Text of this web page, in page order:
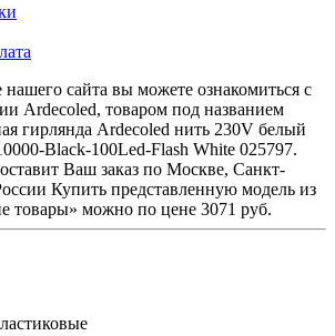
сайта вы можете ознакомиться с
Ardecoled, товаром под названием
гирлянда Ardecoled нить 230V белый
Black-100Led-Flash White 025797.
Ваш заказ по Москве, Санкт-
Купить представленную модель из
товары» можно по цене 3071 руб.